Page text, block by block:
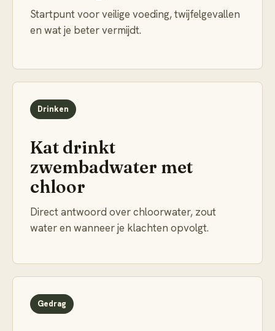
Startpunt voor veilige voeding, twijfelgevallen
en wat je beter vermijdt.
Drinken
Kat drinkt
zwembadwater met
chloor
Direct antwoord over chloorwater, zout
water en wanneer je klachten opvolgt.
Gedrag